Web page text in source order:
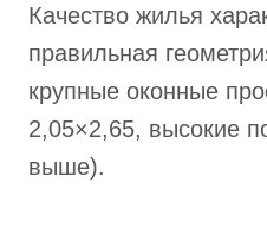
Качество жилья
правильная
крупные оконные
2,05×2,65, высокие
выше).